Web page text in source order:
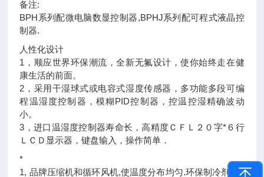
备注:
BPH系列配微电脑数显控制器,BPHJ系列配可程式液晶控
制器.
人性化设计
1，顺应世界环保潮流，全新无氟设计，使你始终走在健
康生活的前面。
2，采用干湿球式或电容式湿度传感器，多功能多段可编
程温湿度控制器，模糊PID控制器，控温控湿精确波动
小。
3，进口温湿度控制器寿命长，高精度ＣＦＬ２０字*６行
ＬＣＤ显示器，键盘输入，操作简单．
*
1, 品牌压缩机和循环风机,使温度分布均匀.环保制冷剂(R1